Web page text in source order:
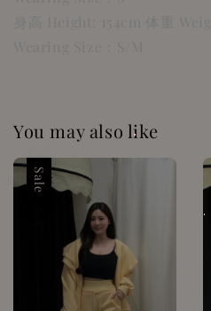
You may also like
Sale